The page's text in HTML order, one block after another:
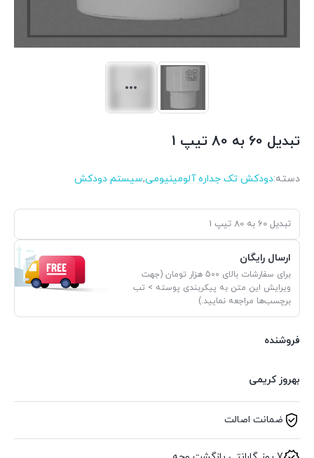
تبدیل 60 به 80 تیپ 1
دسته:دودکش تک جداره آلومینیومی,سیستم دودکش
تبدیل 60 به 80 تیپ 1
ارسال رایگان
برای سفارشات بالای 500 هزار تومان (جهت
ویرایش این متن به پیکربندی پوسته > تب
برچسب‌ها مراجعه نمایید.)
فروشنده
بهروز کریمی
ضمانت اصالت